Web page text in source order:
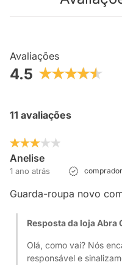
Avaliações
4.5
11 avaliações
Anelise
1 ano atrás
Guarda-roupa novo
Resposta da loja Abra
Olá, como vai? Nós
responsável e